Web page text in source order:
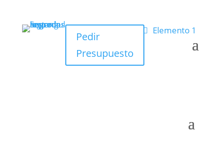
Pedir
Presupuesto
Elemento 1